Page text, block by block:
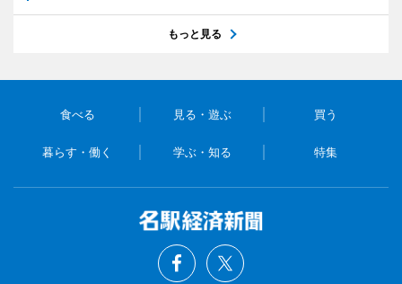
もっと見る
食べる 見る・遊ぶ 買う
暮らす・働く 学ぶ・知る 特集